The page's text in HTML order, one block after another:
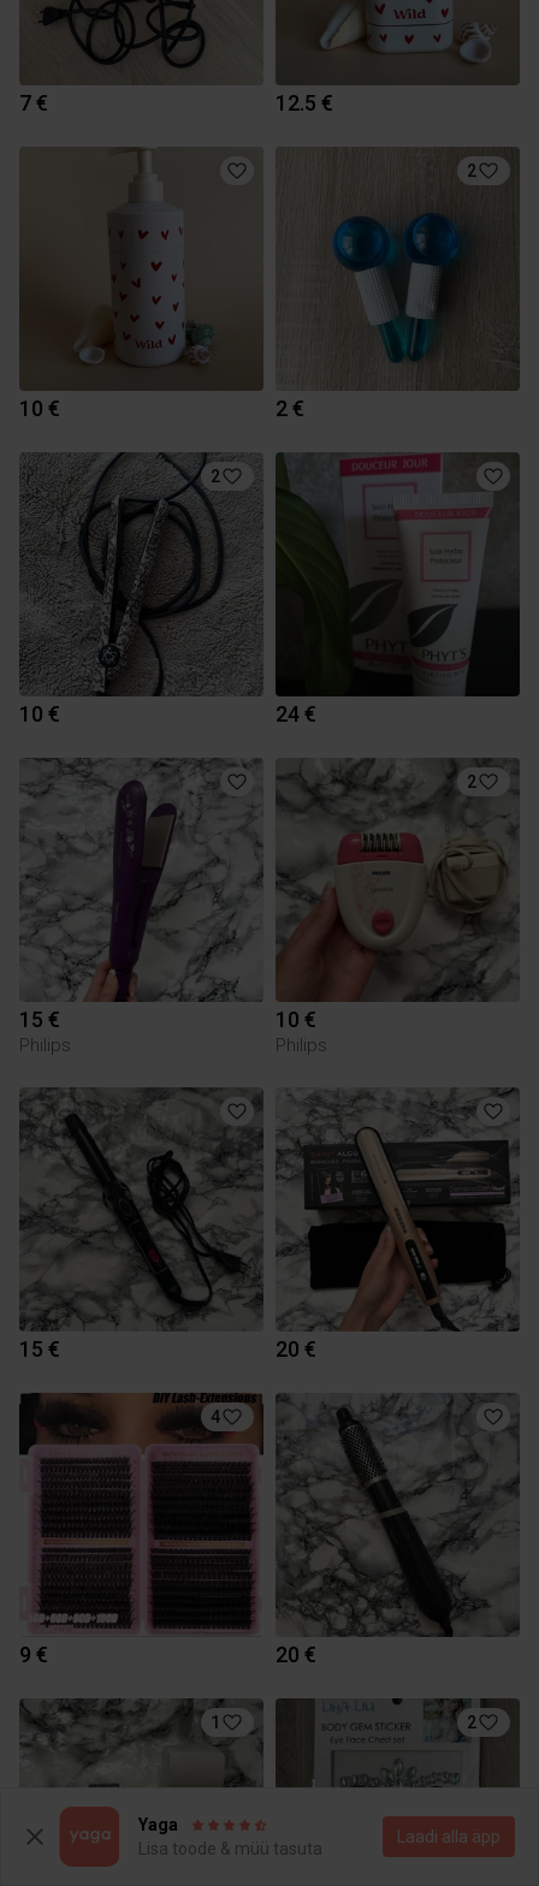
7 € 12.5 €
10 €
2
2 €
2
10 € 24 €
15 €
Philips
2
10 €
Philips
15 € 20 €
4
9 € 20 €
1 2
Yaga
Lisa toode & müü tasuta
Laadi alla äpp